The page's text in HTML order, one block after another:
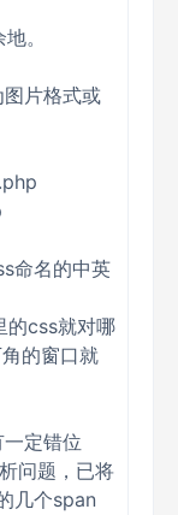
。
片格式或
命名的中英
的css就对哪
的窗口就
定错位
问题，已将
几个span